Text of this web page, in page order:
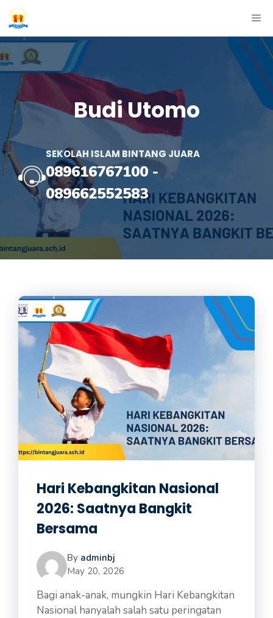
Skip
to
content
Budi Utomo
SEKOLAH ISLAM BINTANG JUARA
089616767100 -
089662552583
Hari Kebangkitan Nasional
2026: Saatnya Bangkit
Bersama
By adminbj
May 20, 2026
Bagi anak-anak, mungkin Hari Kebangkitan
Nasional hanyalah salah satu peringatan